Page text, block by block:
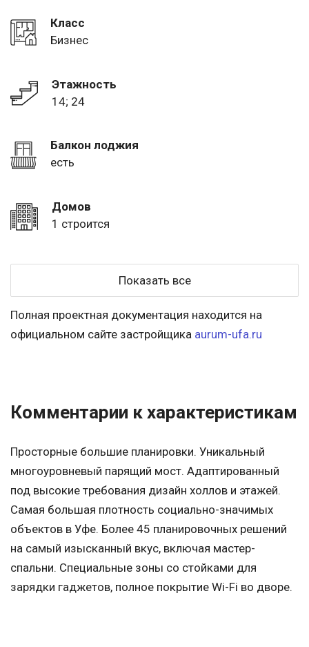
Класс
Бизнес
Этажность
14; 24
Балкон лоджия
есть
Домов
1 строится
Показать все
Полная проектная документация находится на
официальном сайте застройщика aurum-ufa.ru
Комментарии к характеристикам
Просторные большие планировки. Уникальный
многоуровневый парящий мост. Адаптированный
под высокие требования дизайн холлов и этажей.
Самая большая плотность социально-значимых
объектов в Уфе. Более 45 планировочных решений
на самый изысканный вкус, включая мастер-
спальни. Специальные зоны со стойками для
зарядки гаджетов, полное покрытие Wi-Fi во дворе.